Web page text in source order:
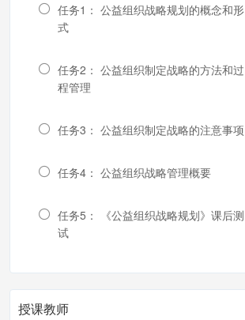
任务1： 公益组织战略规划的概念和形
式
任务2： 公益组织制定战略的方法和过
程管理
任务3： 公益组织制定战略的注意事项
任务4： 公益组织战略管理概要
任务5： 《公益组织战略规划》课后测
试
授课教师